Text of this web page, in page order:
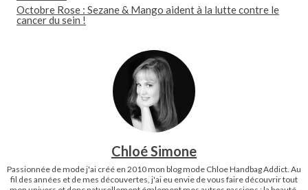
Octobre Rose : Sezane & Mango aident à la lutte contre le
cancer du sein !
Chloé Simone
Passionnée de mode j'ai créé en 2010 mon blog mode Chloe Handbag Addict. Au
fil des années et de mes découvertes, j'ai eu envie de vous faire découvrir tout